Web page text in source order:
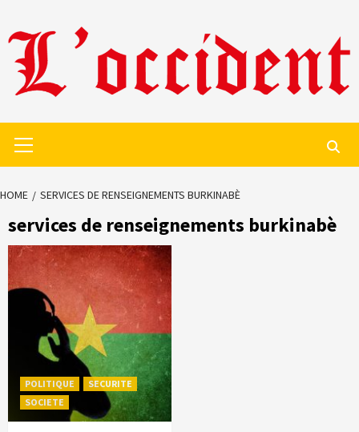
to
content
Menu
HOME SERVICES DE RENSEIGNEMENTS BURKINABÈ
services de renseignements burkinabè
POLITIQUE
SECURITE
SOCIETE